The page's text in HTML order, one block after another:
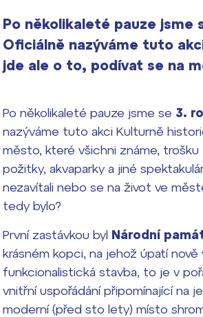
Po několikaleté pauze jsme
Oficiálně nazýváme tuto
jde ale o to, podívat se na
Po několikaleté pauze jsme se 3.
nazýváme tuto akci Kulturně
město, které všichni známe, trošku
požitky, akvaparky a jiné
nezavítali nebo se na život ve
tedy bylo?
První zastávkou byl Národní
krásném kopci, na jehož úpatí
funkcionalistická stavba, to je v
vnitřní uspořádání připomínající na
moderní (před sto lety) místo